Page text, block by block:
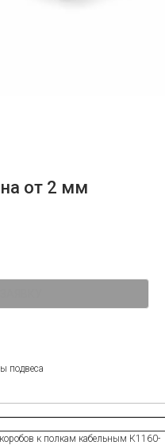
от 2 мм
подвеса
к полкам кабельным К1160-